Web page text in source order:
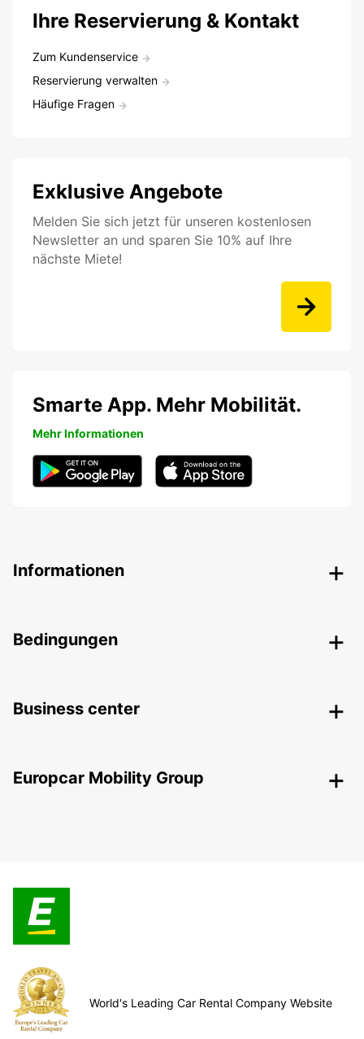
Ihre Reservierung & Kontakt
Zum Kundenservice
Reservierung verwalten
Häufige Fragen
Exklusive Angebote
Melden Sie sich jetzt für unseren kostenlosen
Newsletter an und sparen Sie 10% auf Ihre
nächste Miete!
Smarte App. Mehr Mobilität.
Mehr Informationen
Informationen
Bedingungen
Business center
Europcar Mobility Group
World's Leading Car Rental Company Website